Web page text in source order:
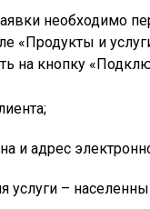
необходимо
«Продукты и
на кнопку
и адрес
услуги –